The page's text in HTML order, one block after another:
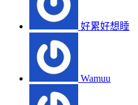
好累好想睡
Wamuu